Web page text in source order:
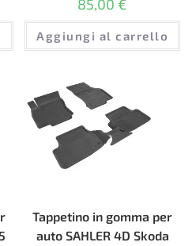
85,00 €
Aggiungi al carrello
Tappetino in gomma per
auto SAHLER 4D Skoda